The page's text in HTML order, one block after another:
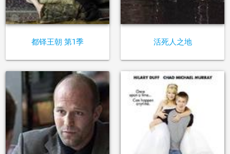
都铎王朝 第1季 活死人之地